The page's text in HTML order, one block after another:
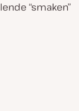
“smaken”